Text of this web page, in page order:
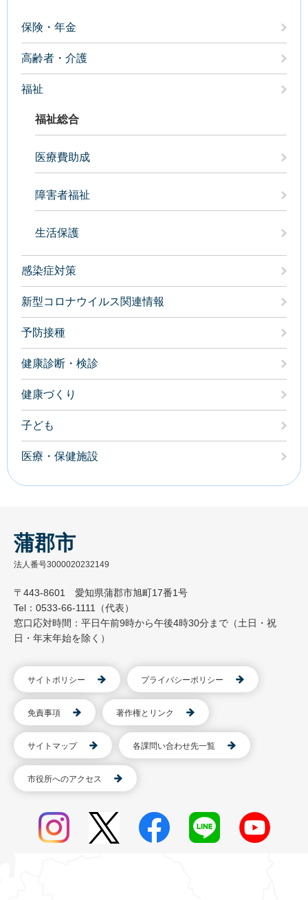
保険・年金
高齢者・介護
福祉
福祉総合
医療費助成
障害者福祉
生活保護
感染症対策
新型コロナウイルス関連情報
予防接種
健康診断・検診
健康づくり
子ども
医療・保健施設
蒲郡市
法人番号3000020232149
〒443-8601 愛知県蒲郡市旭町17番1号
Tel：0533-66-1111（代表）
窓口応対時間：平日午前9時から午後4時30分まで（土日・祝
日・年末年始を除く）
サイトポリシー プライバシーポリシー
免責事項 著作権とリンク
サイトマップ 各課問い合わせ先一覧
市役所へのアクセス